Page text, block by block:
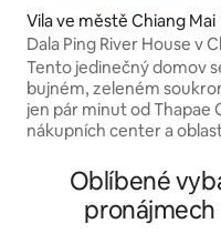
Vila ve městě Chiang Mai
Dala Ping River House v
Tento jedinečný domov
bujném, zeleném
jen pár minut od Thapae
nákupních center a
ložnice s vlastní
venkovní terasy a
výlet pro páry, přátele a
Oblíbené